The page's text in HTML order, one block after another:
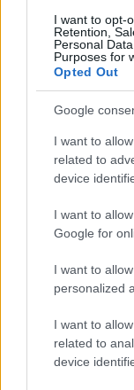
I want to opt-
Retention,
Personal
Purposes for
Opted Out
Google
I want to
related to
device
I want to
Google for
I want to
personalized
I want to
related to
device
kellett
asszony a
hát a Hat
hajlandó
menekül a
amelyet
(Reinhardt
szerző az
Ő maga is
Rendezővel
A színdarabban
szüntelenül
elveszett
színházakat,
amely hajlandó
szereplők